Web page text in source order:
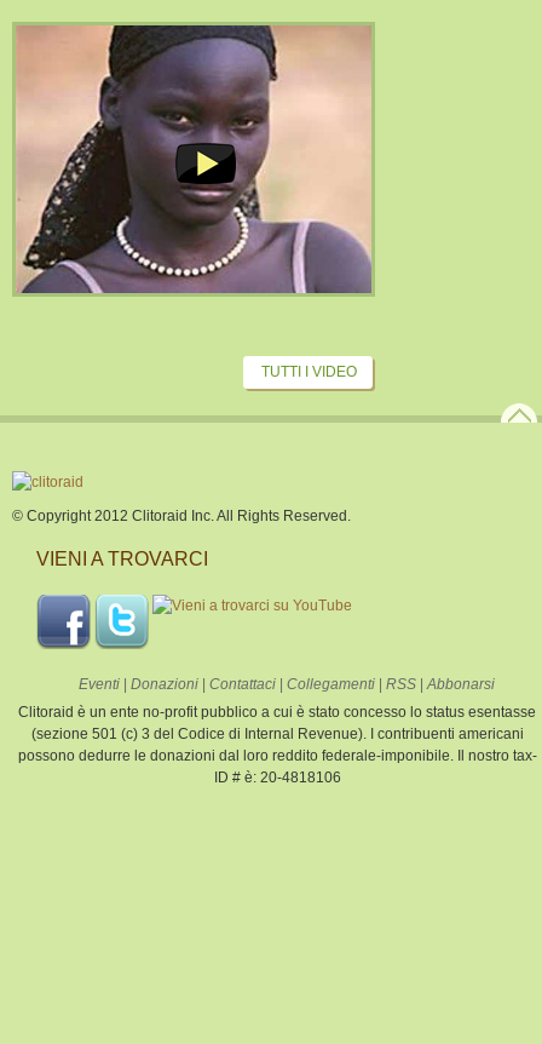
TUTTI I VIDEO
© Copyright 2012 Clitoraid Inc. All Rights Reserved.
VIENI A TROVARCI
Eventi| Donazioni| Contattaci| Collegamenti| RSS|Abbonarsi
Clitoraid è un ente no-profit pubblico a cui è stato concesso lo status esentasse
(sezione 501 (c) 3 del Codice di Internal Revenue). I contribuenti americani
possono dedurre le donazioni dal loro reddito federale-imponibile. Il nostro tax-
ID # è: 20-4818106